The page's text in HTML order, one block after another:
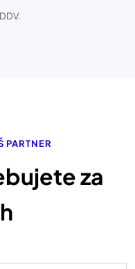
PARTNER
za